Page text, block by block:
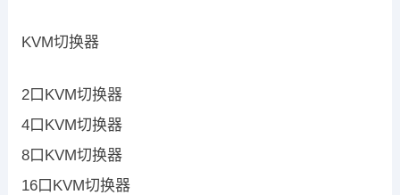
KVM切换器
2口KVM切换器
4口KVM切换器
8口KVM切换器
16口KVM切换器